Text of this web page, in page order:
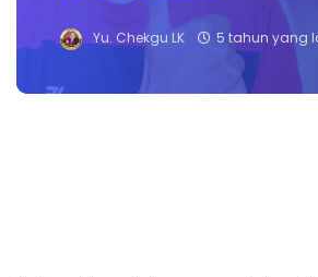
Yu. Chekgu LK 5 tahun yang